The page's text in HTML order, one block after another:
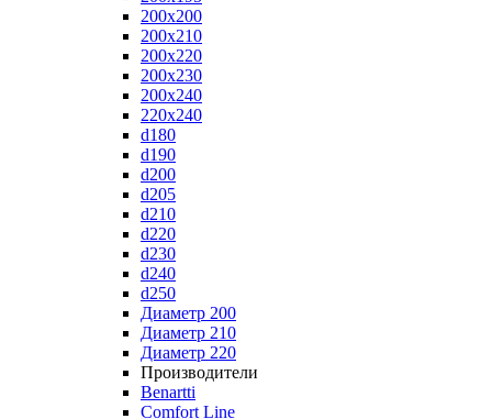
200x200
200x210
200x220
200x230
200x240
220x240
d180
d190
d200
d205
d210
d220
d230
d240
d250
Диаметр 200
Диаметр 210
Диаметр 220
Производители
Benartti
Comfort Line